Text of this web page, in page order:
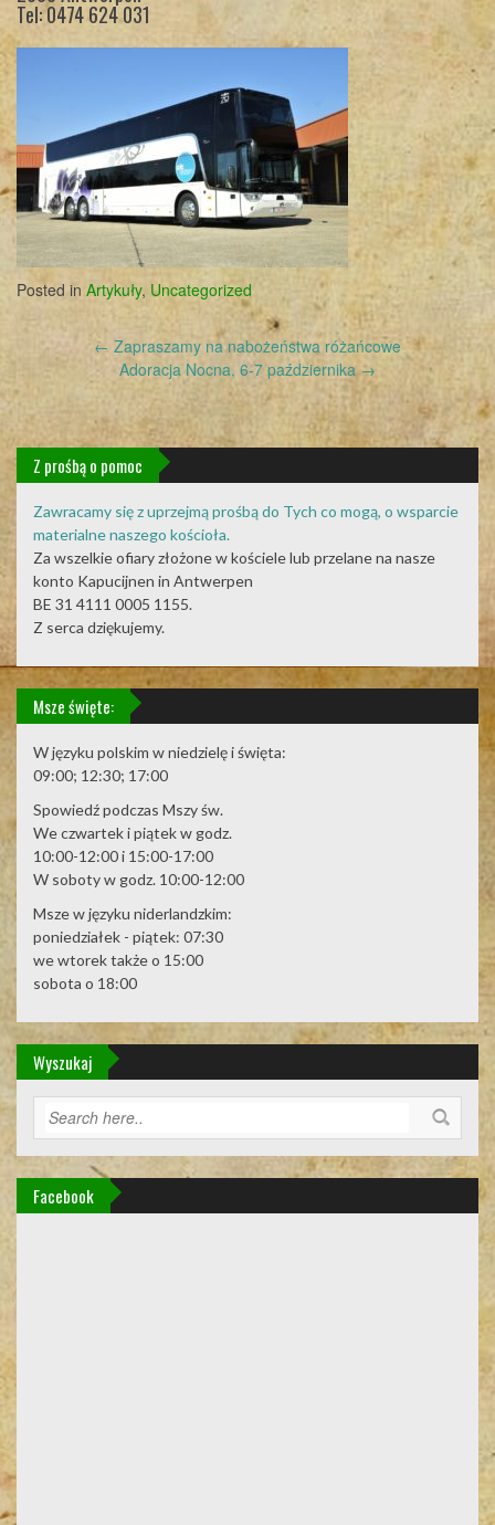
Tel: 0474 624 031
Posted in Artykuły, Uncategorized
Post
navigation
← Zapraszamy na nabożeństwa różańcowe
Adoracja Nocna, 6-7 października →
Z prośbą o pomoc
Zawracamy się z uprzejmą prośbą do Tych co mogą, o wsparcie
materialne naszego kościoła.
Za wszelkie ofiary złożone w kościele lub przelane na nasze
konto Kapucijnen in Antwerpen
BE 31 4111 0005 1155.
Z serca dziękujemy.
Msze święte:
W języku polskim w niedzielę i święta:
09:00; 12:30; 17:00
Spowiedź podczas Mszy św.
We czwartek i piątek w godz.
10:00-12:00 i 15:00-17:00
W soboty w godz. 10:00-12:00
Msze w języku niderlandzkim:
poniedziałek - piątek: 07:30
we wtorek także o 15:00
sobota o 18:00
Wyszukaj
Facebook